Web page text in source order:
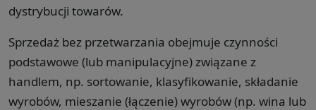
dystrybucji towarów.
Sprzedaż bez przetwarzania obejmuje czynności
podstawowe (lub manipulacyjne) związane z
handlem, np. sortowanie, klasyfikowanie, składanie
wyrobów, mieszanie (łączenie) wyrobów (np. wina lub